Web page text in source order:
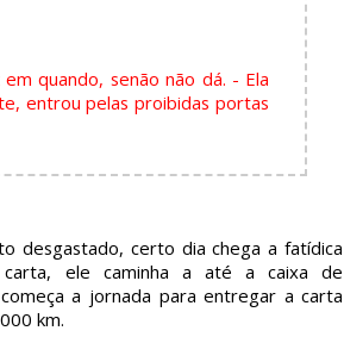
quando, senão não dá. - Ela
entrou pelas proibidas portas
desgastado, certo dia chega a fatídica
ele caminha a até a caixa de
a jornada para entregar a carta
km.